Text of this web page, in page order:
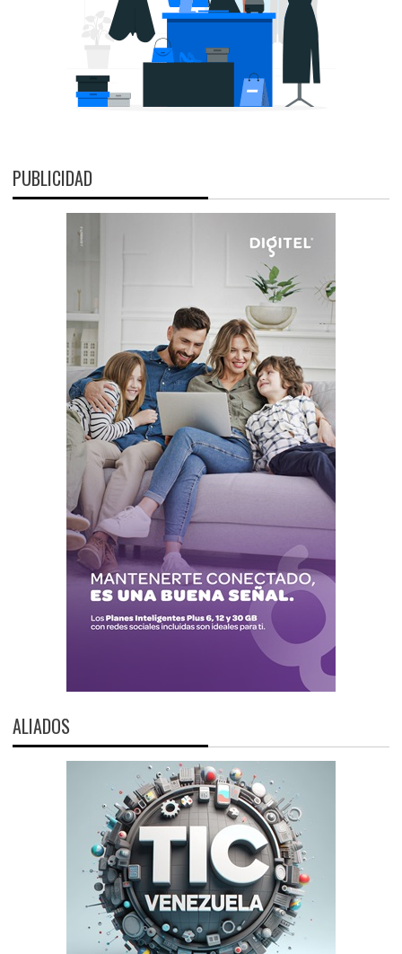
PUBLICIDAD
ALIADOS